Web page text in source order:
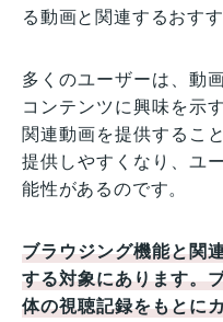
る動画と関連するおす
多くのユーザーは、動
コンテンツに興味を示
関連動画を提供するこ
提供しやすくなり、ユ
能性があるのです。
ブラウジング機能と関
する対象にあります。
体の視聴記録をもとに